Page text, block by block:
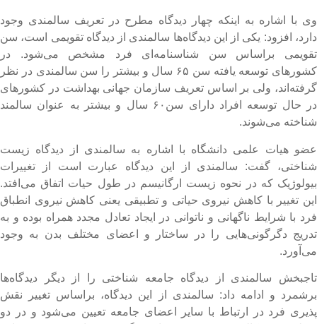
با اشاره به اینکه چهار دیدگاه مطرح در تعریف سالمندی وجود
افزود: یکی از این دیدگاه‌ها سالمندی از دیدگاه تقویمی است، سن
براساس سن شناسنامه‌ای فرد مشخص می‌شود. در
کشورهای توسعه یافته سن ۶۵ سال و بیشتر را سن سالمندی در نظر
ولی بر اساس تعریف سازمان جهانی بهداشت در کشورهای
در حال توسعه افراد دارای سن۶۰ سال و بیشتر به عنوان سالمند
می‌شوند.
هیات علمی دانشگاه با اشاره به سالمندی از دیدگاه زیست
گفت: سالمندی از این دیدگاه عبارت است از تغییرات
که در نحوه زیست ارگانیسم در طول حیات اتفاق می‌افتد.
تغییر با کاهش نیروی حیاتی و تطبیقی یعنی کاهش نیروی انطباق
با شرایط ناگهانی و ناتوانی در ایجاد تعادل مجدد همراه بوده و به
دگرگونی‌هایی را در ساختار و اعضای مختلف بدن به وجود
سالمندی از دیدگاه جامعه شناختی را از دیگر دیدگاه‌ها
و ادامه داد: سالمندی از این دیدگاه، براساس تغییر نقش
فرد در ارتباط با سایر اعضای جامعه تعیین می‌شود و در دو